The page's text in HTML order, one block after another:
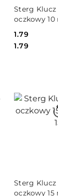
Sterg Klucz
oczkowy 10
Cena:
1.79
Cena:
1.79
DO
Sterg Klucz
oczkowy 15
DO